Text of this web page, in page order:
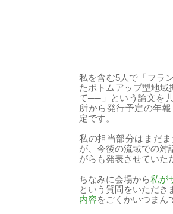
私を含む5人で「フラ
たボトムアップ型地
て──」という論文を
所から発行予定の年
定です。
私の担当部分はまだ
が、今後の流域での対
がらも発表させていた
ちなみに会場から私が
という質問をいただき
内容をごくかいつまん